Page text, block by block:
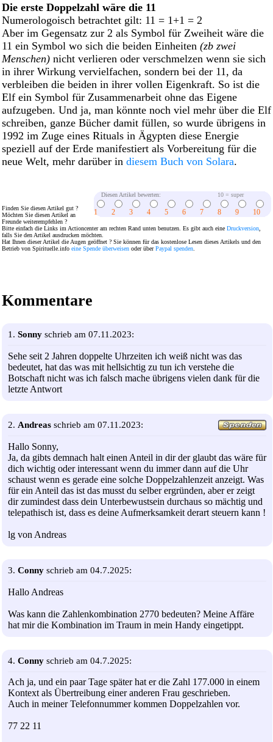
Die erste Doppelzahl wäre die 11
Numerologoisch betrachtet gilt: 11 = 1+1 = 2
Aber im Gegensatz zur 2 als Symbol für Zweiheit wäre die
11 ein Symbol wo sich die beiden Einheiten (zb zwei
Menschen) nicht verlieren oder verschmelzen wenn sie sich
in ihrer Wirkung vervielfachen, sondern bei der 11, da
verbleiben die beiden in ihrer vollen Eigenkraft. So ist die
Elf ein Symbol für Zusammenarbeit ohne das Eigene
aufzugeben. Und ja, man könnte noch viel mehr über die Elf
schreiben, ganze Bücher damit füllen, so wurde übrigens in
1992 im Zuge eines Rituals in Ägypten diese Energie
speziell auf der Erde manifestiert als Vorbereitung für die
neue Welt, mehr darüber in diesem Buch von Solara.
Diesen Artikel bewerten: 10 = super
1 2 3 4 5 6 7 8 9 10
Finden Sie diesen Artikel gut ?
Möchten Sie diesen Artikel an
Freunde weiterempfehlen ?
Bitte einfach die Links im Actioncenter am rechten Rand unten benutzen. Es gibt auch eine Druckversion,
falls Sie den Artikel ausdrucken möchten.
Hat Ihnen dieser Artikel die Augen geöffnet ? Sie können für das kostenlose Lesen dieses Artikels und den
Betrieb von Spirituelle.info eine Spende überweisen oder überPaypal spenden.
Kommentare
1. Sonny schrieb am 07.11.2023:
Sehe seit 2 Jahren doppelte Uhrzeiten ich weiß nicht was das
bedeutet, hat das was mit hellsichtig zu tun ich verstehe die
Botschaft nicht was ich falsch mache übrigens vielen dank für die
letzte Antwort
2. Andreas schrieb am 07.11.2023:
Hallo Sonny,
Ja, da gibts demnach halt einen Anteil in dir der glaubt das wäre für
dich wichtig oder interessant wenn du immer dann auf die Uhr
schaust wenn es gerade eine solche Doppelzahlenzeit anzeigt. Was
für ein Anteil das ist das musst du selber ergründen, aber er zeigt
dir zumindest dass dein Unterbewustsein durchaus so mächtig und
telepathisch ist, dass es deine Aufmerksamkeit derart steuern kann !
lg von Andreas
3. Conny schrieb am 04.7.2025:
Hallo Andreas
Was kann die Zahlenkombination 2770 bedeuten? Meine Affäre
hat mir die Kombination im Traum in mein Handy eingetippt.
4. Conny schrieb am 04.7.2025:
Ach ja, und ein paar Tage später hat er die Zahl 177.000 in einem
Kontext als Übertreibung einer anderen Frau geschrieben.
Auch in meiner Telefonnummer kommen Doppelzahlen vor.
77 22 11